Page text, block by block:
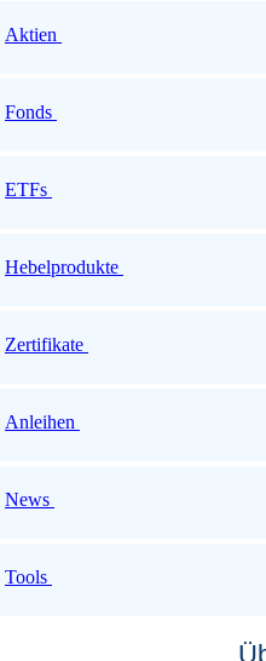
Aktien
Fonds
ETFs
Hebelprodukte
Zertifikate
Anleihen
News
Tools